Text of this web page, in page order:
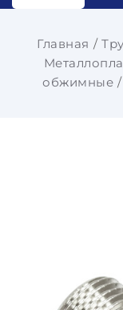
Главная
обжимные